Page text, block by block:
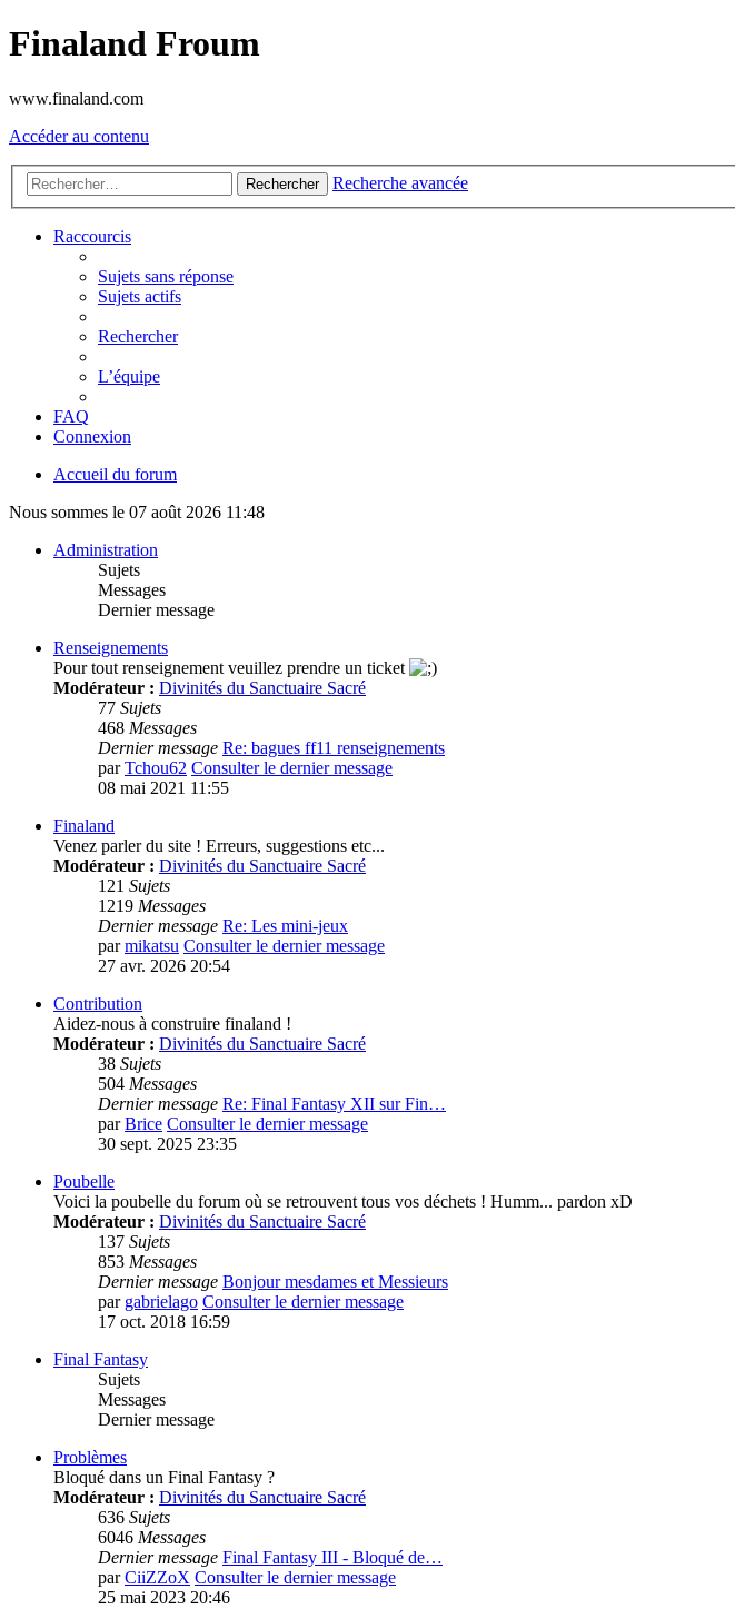
Finaland Froum
www.finaland.com
Accéder au contenu
Rechercher Recherche avancée
Raccourcis
Sujets sans réponse
Sujets actifs
Rechercher
L’équipe
FAQ
Connexion
Accueil du forum
Nous sommes le 07 août 2026 11:48
Administration
Sujets
Messages
Dernier message
Renseignements
Pour tout renseignement veuillez prendre un ticket
Modérateur : Divinités du Sanctuaire Sacré
77 Sujets
468 Messages
Dernier message Re: bagues ff11 renseignements
parTchou62 Consulter le dernier message
08 mai 2021 11:55
Finaland
Venez parler du site ! Erreurs, suggestions etc...
Modérateur : Divinités du Sanctuaire Sacré
121 Sujets
1219 Messages
Dernier message Re: Les mini-jeux
parmikatsu Consulter le dernier message
27 avr. 2026 20:54
Contribution
Aidez-nous à construire finaland !
Modérateur : Divinités du Sanctuaire Sacré
38 Sujets
504 Messages
Dernier message Re: Final Fantasy XII sur Fin…
parBrice Consulter le dernier message
30 sept. 2025 23:35
Poubelle
Voici la poubelle du forum où se retrouvent tous vos déchets ! Humm... pardon xD
Modérateur : Divinités du Sanctuaire Sacré
137 Sujets
853 Messages
Dernier message Bonjour mesdames et Messieurs
par gabrielago Consulter le dernier message
17 oct. 2018 16:59
Final Fantasy
Sujets
Messages
Dernier message
Problèmes
Bloqué dans un Final Fantasy ?
Modérateur : Divinités du Sanctuaire Sacré
636 Sujets
6046 Messages
Dernier message Final Fantasy III - Bloqué de…
parCiiZZoX Consulter le dernier message
25 mai 2023 20:46